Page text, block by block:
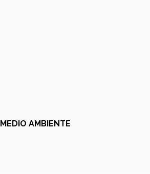
MEDIO AMBIENTE